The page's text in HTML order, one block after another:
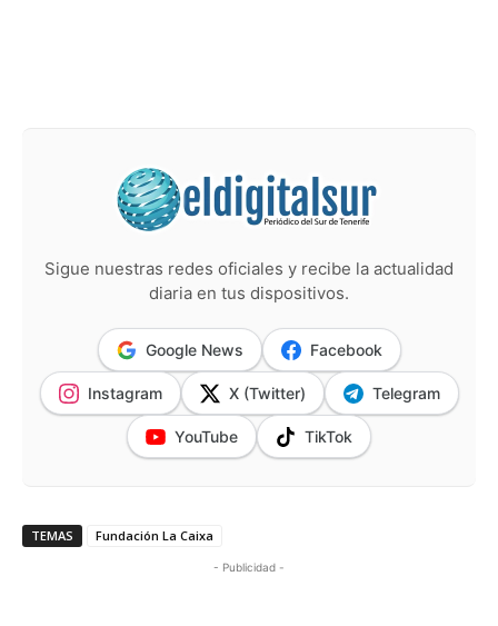
Sigue nuestras redes oficiales y recibe la actualidad
diaria en tus dispositivos.
Google News Facebook
Instagram X (Twitter) Telegram
YouTube TikTok
TEMAS Fundación La Caixa
- Publicidad -